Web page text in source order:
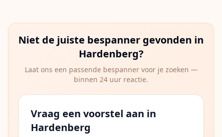
Niet de juiste bespanner gevonden in
Hardenberg?
Laat ons een passende bespanner voor je zoeken —
binnen 24 uur reactie.
Vraag een voorstel aan in
Hardenberg